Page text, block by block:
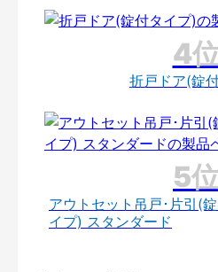
折戸ドア(錠
アウトセット吊戸･片引(
イプ) スタンダード